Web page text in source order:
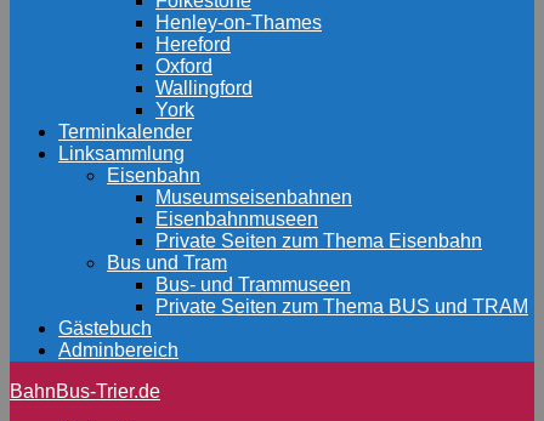
Henley-on-Thames
Hereford
Oxford
Wallingford
York
Terminkalender
Linksammlung
Eisenbahn
Museumseisenbahnen
Eisenbahnmuseen
Private Seiten zum Thema Eisenbahn
Bus und Tram
Bus- und Trammuseen
Private Seiten zum Thema BUS und TRAM
Gästebuch
Adminbereich
BahnBus-Trier.de